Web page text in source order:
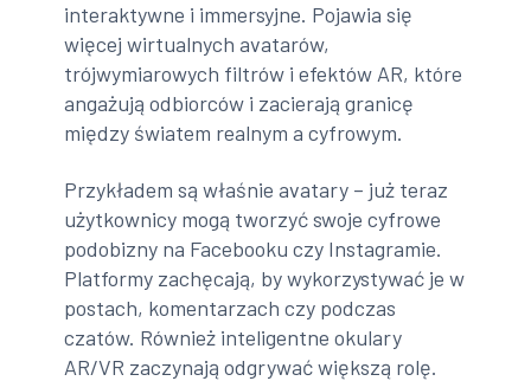
interaktywne i immersyjne. Pojawia się
więcej wirtualnych avatarów,
trójwymiarowych filtrów i efektów AR, które
angażują odbiorców i zacierają granicę
między światem realnym a cyfrowym.
Przykładem są właśnie avatary – już teraz
użytkownicy mogą tworzyć swoje cyfrowe
podobizny na Facebooku czy Instagramie.
Platformy zachęcają, by wykorzystywać je w
postach, komentarzach czy podczas
czatów. Również inteligentne okulary
AR/VR zaczynają odgrywać większą rolę.